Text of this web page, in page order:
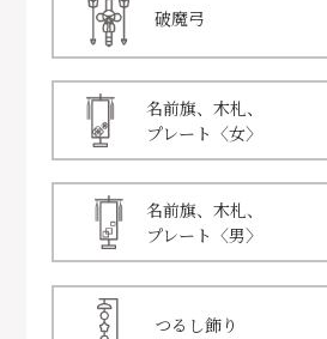
破魔弓
名前旗、木札、
プレート〈女〉
名前旗、木札、
プレート〈男〉
つるし飾り